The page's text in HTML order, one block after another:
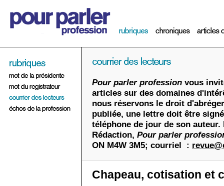
Pour parler profession vous
articles sur des domaines
nous réservons le droit
publiée, une lettre doit être
téléphone de jour de son
Rédaction, Pour parler
ON M4W 3M5; courriel :
Chapeau, cotisation et